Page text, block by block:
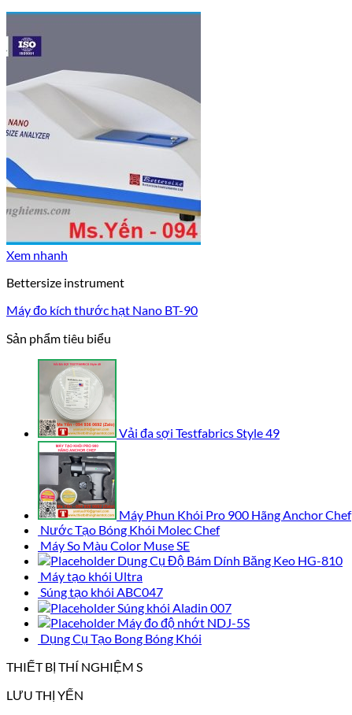
Xem nhanh
Bettersize instrument
Máy đo kích thước hạt Nano BT-90
Sản phẩm tiêu biểu
Vải đa sợi Testfabrics Style 49
Máy Phun Khói Pro 900 Hãng Anchor Chef
Nước Tạo Bóng Khói Molec Chef
Máy So Màu Color Muse SE
Dụng Cụ Độ Bám Dính Băng Keo HG-810
Máy tạo khói Ultra
Súng tạo khói ABC047
Súng khói Aladin 007
Máy đo độ nhớt NDJ-5S
Dụng Cụ Tạo Bong Bóng Khói
THIẾT BỊ THÍ NGHIỆM S
LƯU THỊ YẾN